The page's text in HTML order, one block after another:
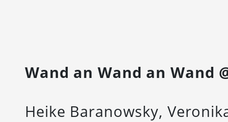
Wand an Wand an Wand
Heike Baranowsky,